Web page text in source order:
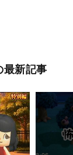
最新記事